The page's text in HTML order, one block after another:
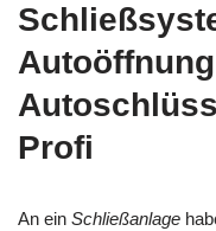
Profi
An ein Schließanlage